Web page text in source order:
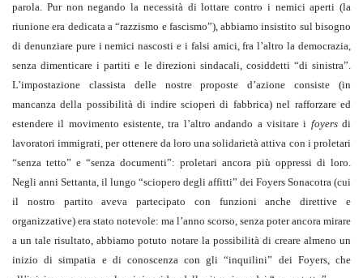
parola. Pur non negando la necessità di lottare contro i nemici aperti (la
riunione era dedicata a “razzismo e fascismo”), abbiamo insistito sul bisogno
di denunziare pure i nemici nascosti e i falsi amici, fra l’altro la democrazia,
senza dimenticare i partiti e le direzioni sindacali, cosiddetti “di sinistra”.
L’impostazione classista delle nostre proposte d’azione consiste (in
mancanza della possibilità di indire scioperi di fabbrica) nel rafforzare ed
estendere il movimento esistente, tra l’altro andando a visitare i foyersdi
lavoratori immigrati, per ottenere da loro una solidarietà attiva con i proletari
“senza tetto” e “senza documenti”: proletari ancora più oppressi di loro.
Negli anni Settanta, il lungo “sciopero degli affitti” dei Foyers Sonacotra (cui
il nostro partito aveva partecipato con funzioni anche direttive e
organizzative) era stato notevole: ma l’anno scorso, senza poter ancora mirare
a un tale risultato, abbiamo potuto notare la possibilità di creare almeno un
inizio di simpatia e di conoscenza con gli “inquilini” dei Foyers, che